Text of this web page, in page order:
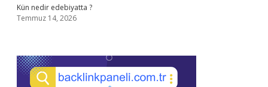
Kün nedir edebiyatta ?
Temmuz 14, 2026